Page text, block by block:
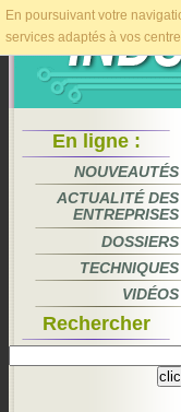
En poursuivant votre
services adaptés à vos
En ligne :
NOUVEAUTÉS
ACTUALITÉ DES
ENTREPRISES
DOSSIERS
TECHNIQUES
VIDÉOS
Rechercher